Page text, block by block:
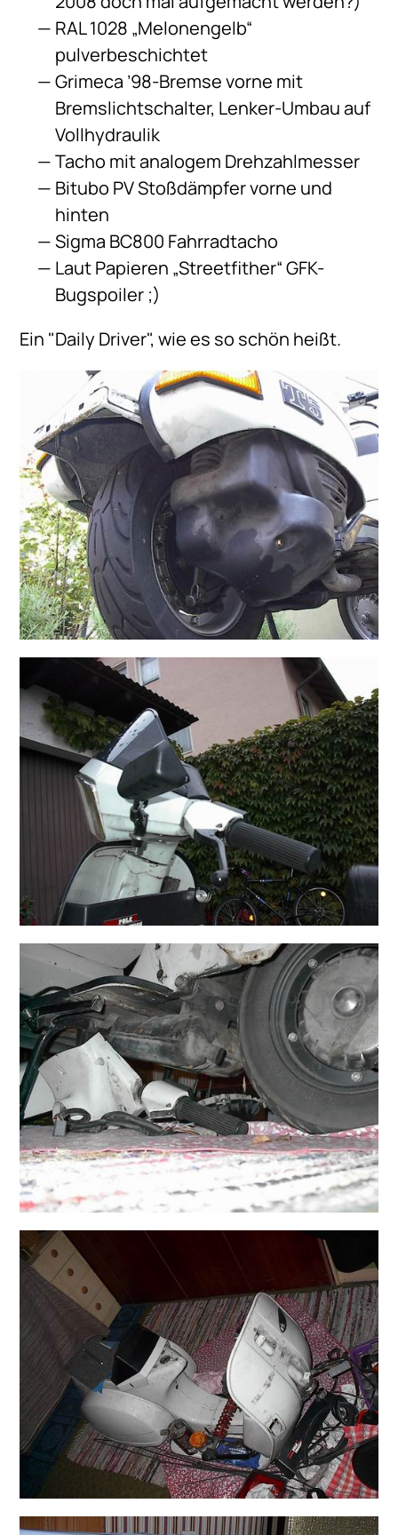
RAL 1028 „Melonengelb“
pulverbeschichtet
Grimeca ’98-Bremse vorne mit
Bremslichtschalter, Lenker-Umbau auf
Vollhydraulik
Tacho mit analogem Drehzahlmesser
Bitubo PV Stoßdämpfer vorne und
hinten
Sigma BC800 Fahrradtacho
Laut Papieren „Streetfither“ GFK-
Bugspoiler ;)
Ein "Daily Driver", wie es so schön heißt.